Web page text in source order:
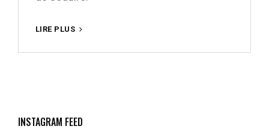
LIRE PLUS
« LIBERTÉ »
INSTAGRAM FEED